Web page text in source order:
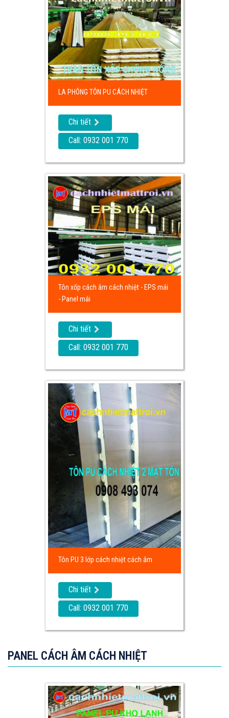
LA PHÔNG TÔN PU CÁCH NHIỆT
Chi tiết
Call: 0932 001 770
Tôn xốp cách âm cách nhiệt - EPS mái
- Panel mái
Chi tiết
Call: 0932 001 770
Tôn PU 3 lớp cách nhiệt cách âm
Chi tiết
Call: 0932 001 770
PANEL CÁCH ÂM CÁCH NHIỆT